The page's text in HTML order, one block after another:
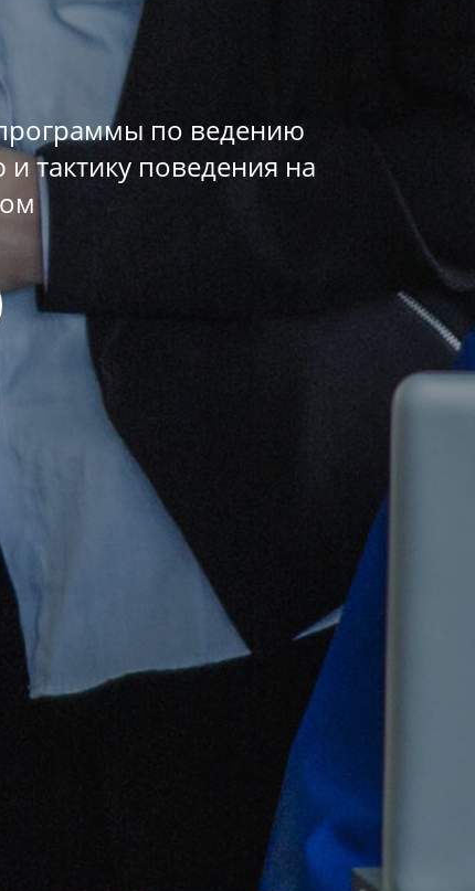
по ведению
тактику поведения на